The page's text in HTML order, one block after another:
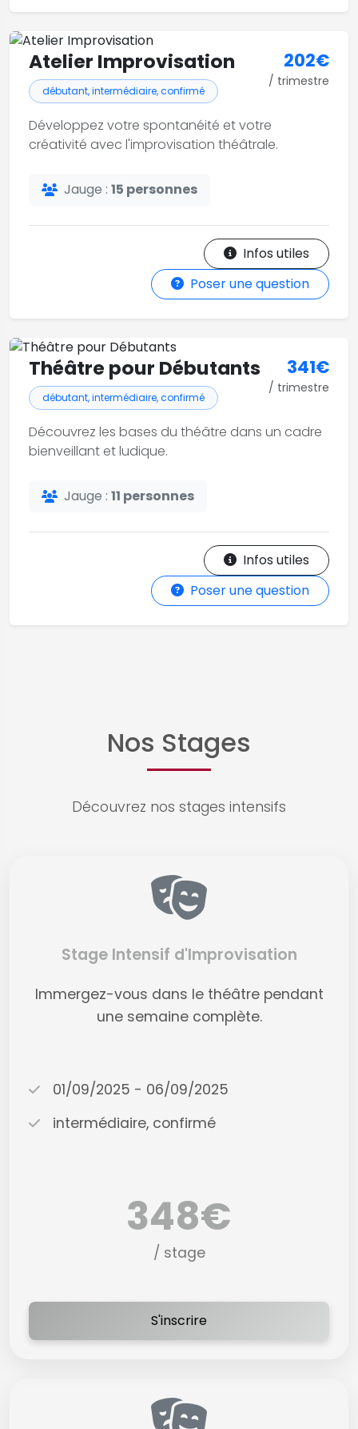
Atelier Improvisation
débutant, intermédiaire, confirmé
202€
/ trimestre
Développez votre spontanéité et votre
créativité avec l'improvisation théâtrale.
Jauge : 15 personnes
Infos utiles
Poser une question
Théâtre pour Débutants
débutant, intermédiaire, confirmé
341€
/ trimestre
Découvrez les bases du théâtre dans un cadre
bienveillant et ludique.
Jauge : 11 personnes
Infos utiles
Poser une question
Nos Stages
Découvrez nos stages intensifs
Stage Intensif d'Improvisation
Immergez-vous dans le théâtre pendant
une semaine complète.
01/09/2025 - 06/09/2025
intermédiaire, confirmé
348€
/ stage
S'inscrire